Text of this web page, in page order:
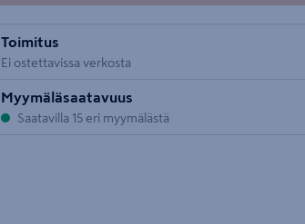
Toimitus
Ei ostettavissa verkosta
Myymäläsaatavuus
Saatavilla 15 eri myymälästä